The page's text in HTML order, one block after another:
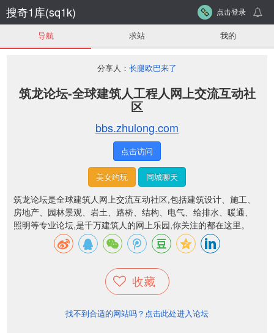
搜奇1库(sq1k) 点击登录
导航 求站 我的
分享人： 长腿欧巴来了
筑龙论坛-全球建筑人工程人网上交流互动社
区
bbs.zhulong.com
点击访问
美女约玩 同城聊天
筑龙论坛是全球建筑人网上交流互动社区,包括建筑设计、施工、
房地产、园林景观、岩土、路桥、结构、电气、给排水、暖通、
照明等专业论坛,是千万建筑人的网上乐园,你关注的都在这里。
收藏
找不到合适的网站吗？点击此处进入论坛